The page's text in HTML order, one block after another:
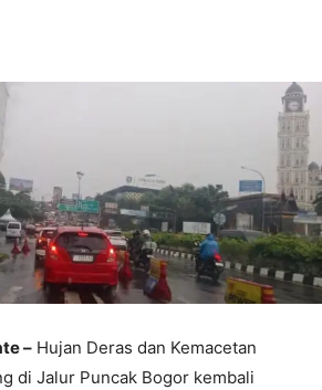
– Hujan Deras dan Kemacetan
di Jalur Puncak Bogor kembali